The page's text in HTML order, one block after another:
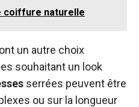
coiffure naturelle
un autre choix
souhaitant un look
serrées peuvent être
ou sur la longueur